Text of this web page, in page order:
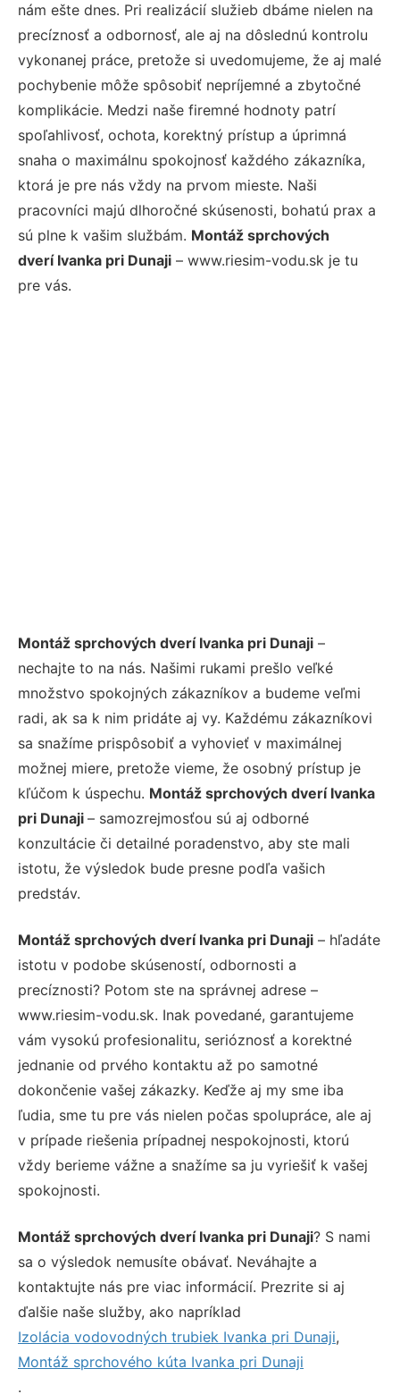
nám ešte dnes. Pri realizácií služieb dbáme nielen na
precíznosť a odbornosť, ale aj na dôslednú kontrolu
vykonanej práce, pretože si uvedomujeme, že aj malé
pochybenie môže spôsobiť nepríjemné a zbytočné
komplikácie. Medzi naše firemné hodnoty patrí
spoľahlivosť, ochota, korektný prístup a úprimná
snaha o maximálnu spokojnosť každého zákazníka,
ktorá je pre nás vždy na prvom mieste. Naši
pracovníci majú dlhoročné skúsenosti, bohatú prax a
sú plne k vašim službám. Montáž sprchových
dverí Ivanka pri Dunaji – www.riesim-vodu.sk je tu
pre vás.
Montáž sprchových dverí Ivanka pri Dunaji –
nechajte to na nás. Našimi rukami prešlo veľké
množstvo spokojných zákazníkov a budeme veľmi
radi, ak sa k nim pridáte aj vy. Každému zákazníkovi
sa snažíme prispôsobiť a vyhovieť v maximálnej
možnej miere, pretože vieme, že osobný prístup je
kľúčom k úspechu. Montáž sprchových dverí Ivanka
pri Dunaji – samozrejmosťou sú aj odborné
konzultácie či detailné poradenstvo, aby ste mali
istotu, že výsledok bude presne podľa vašich
predstáv.
Montáž sprchových dverí Ivanka pri Dunaji – hľadáte
istotu v podobe skúseností, odbornosti a
precíznosti? Potom ste na správnej adrese –
www.riesim-vodu.sk. Inak povedané, garantujeme
vám vysokú profesionalitu, serióznosť a korektné
jednanie od prvého kontaktu až po samotné
dokončenie vašej zákazky. Keďže aj my sme iba
ľudia, sme tu pre vás nielen počas spolupráce, ale aj
v prípade riešenia prípadnej nespokojnosti, ktorú
vždy berieme vážne a snažíme sa ju vyriešiť k vašej
spokojnosti.
Montáž sprchových dverí Ivanka pri Dunaji? S nami
sa o výsledok nemusíte obávať. Neváhajte a
kontaktujte nás pre viac informácií. Prezrite si aj
ďalšie naše služby, ako napríklad
Izolácia vodovodných trubiek Ivanka pri Dunaji,
Montáž sprchového kúta Ivanka pri Dunaji
.